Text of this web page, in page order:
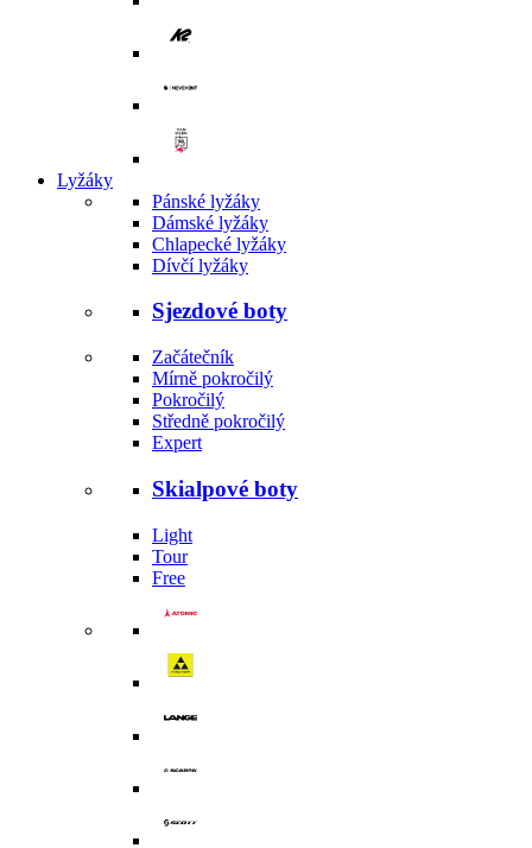
Lyžáky
Pánské lyžáky
Dámské lyžáky
Chlapecké lyžáky
Dívčí lyžáky
Sjezdové boty
Začátečník
Mírně pokročilý
Pokročilý
Středně pokročilý
Expert
Skialpové boty
Light
Tour
Free